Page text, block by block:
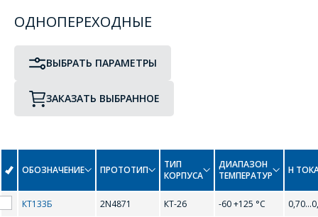
ОДНОПЕРЕХОДНЫЕ
ВЫБРАТЬ ПАРАМЕТРЫ
0-9
2N2646
ЗАКАЗАТЬ ВЫБРАННОЕ
ПРОДОЛЖИТЬ ПОКУПКИ
ОБОЗНАЧЕНИЕ ПРОТОТИП
ТИП
КОРПУСА
ДИАПАЗОН
ТЕМПЕРАТУР
H
КТ133Б 2N4871 КТ-26 -60 +125 °С